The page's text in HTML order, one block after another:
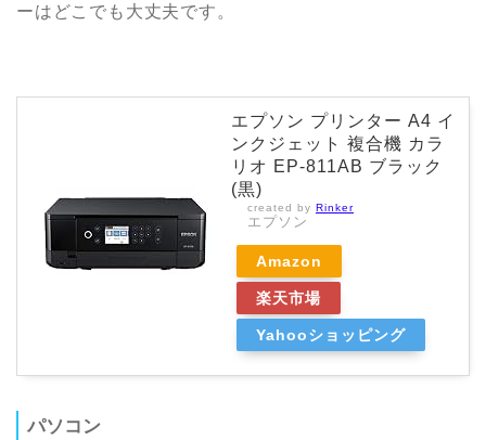
ーはどこでも大丈夫です。
エプソン プリンター A4 イ
ンクジェット 複合機 カラ
リオ EP-811AB ブラック
(黒)
created by Rinker
エプソン
Amazon
楽天市場
Yahooショッピング
パソコン